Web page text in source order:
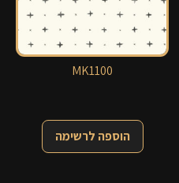
MK1100
הוספה לרשימה